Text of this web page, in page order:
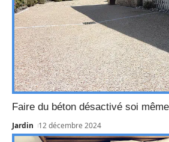
Faire du béton désactivé soi
Jardin 12 décembre 2024